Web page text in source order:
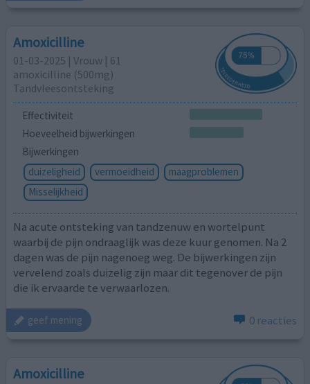
Amoxicilline
01-03-2025 | Vrouw | 61
amoxicilline (500mg)
Tandvleesontsteking
Effectiviteit
Hoeveelheid bijwerkingen
Bijwerkingen
duizeligheid
vermoeidheid
maagproblemen
Misselijkheid
Na acute ontsteking van tandzenuw en wortelpunt
waarbij de pijn ondraaglijk was deze kuur genomen. Na 2
dagen was de pijn nagenoeg weg. De bijwerkingen zijn
vervelend zoals duizelig zijn maar dit tegenover de pijn
die ik ervaarde te verwaarlozen.
geef mening 0 reacties
Amoxicilline